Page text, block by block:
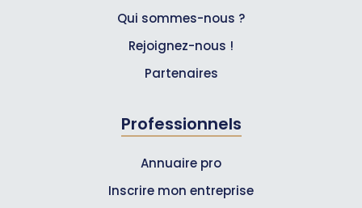
Qui sommes-nous ?
Rejoignez-nous !
Partenaires
Professionnels
Annuaire pro
Inscrire mon entreprise